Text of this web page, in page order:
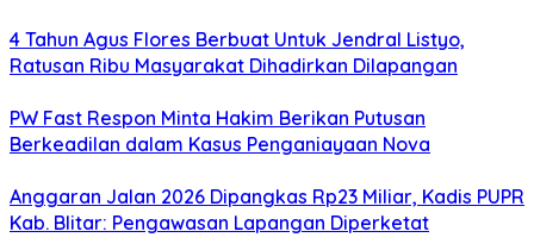
4 Tahun Agus Flores Berbuat Untuk Jendral Listyo,
Ratusan Ribu Masyarakat Dihadirkan Dilapangan
PW Fast Respon Minta Hakim Berikan Putusan
Berkeadilan dalam Kasus Penganiayaan Nova
Anggaran Jalan 2026 Dipangkas Rp23 Miliar, Kadis PUPR
Kab. Blitar: Pengawasan Lapangan Diperketat